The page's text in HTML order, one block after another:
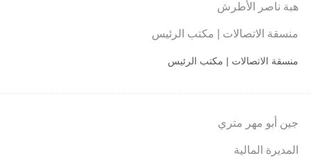
هبة ناصر الأطرش
منسقة الاتصالات | مكتب الرئيس
منسقة الاتصالات | مكتب الرئيس
جين أبو مهر متري
المديرة المالية